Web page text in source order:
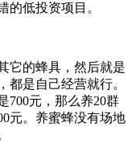
的低投资项目。
它的蜂具，然后就是
都是自己经营就行。
700元，那么养20群
元。养蜜蜂没有场地